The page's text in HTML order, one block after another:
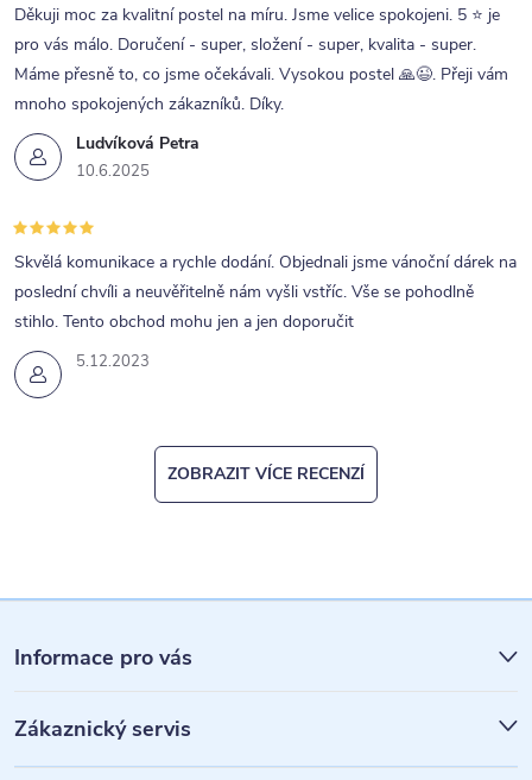
Ludvíková Petra
10.6.2025
Děkuji moc za kvalitní postel na míru. Jsme velice spokojeni. 5 ⭐ je
pro vás málo. Doručení - super, složení - super, kvalita - super.
Máme přesně to, co jsme očekávali. Vysokou postel 🙏😉. Přeji vám
mnoho spokojených zákazníků. Díky.
5.12.2023
Skvělá komunikace a rychle dodání. Objednali jsme vánoční dárek na
poslední chvíli a neuvěřitelně nám vyšli vstříc. Vše se pohodlně
stihlo. Tento obchod mohu jen a jen doporučit
ZOBRAZIT VÍCE RECENZÍ
á
p
a
Informace pro vás
Zákaznický servis